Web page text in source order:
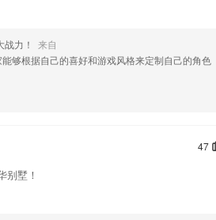
用商店进行打分评论，说出您的使用经历，以
力！
来自
够根据自己的喜好和游戏风格来定制自己的角色
47
墅！